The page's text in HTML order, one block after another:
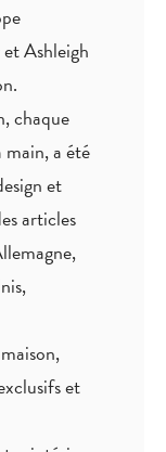
Ashleigh
chaque
main, a été
et
articles
et